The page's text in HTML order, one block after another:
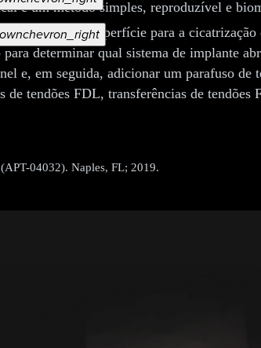
chevron_right
é um método simples, reproduzível e
a área de superfície para a
para determinar qual sistema de implante
e, em seguida, adicionar um parafuso
de tendões FDL, transferências de
04032). Naples, FL; 2019.